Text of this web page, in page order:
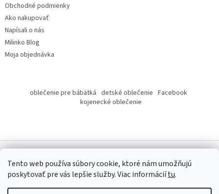
Tento web používa súbory cookie, ktoré nám umožňujú
poskytovať pre vás lepšie služby.Viac informáciítu.
Obchodné podmienky
Ako nakupovať
Napísali o nás
Milinko Blog
Moja objednávka
oblečenie pre bábätká detské oblečenie Facebook
kojenecké oblečenie